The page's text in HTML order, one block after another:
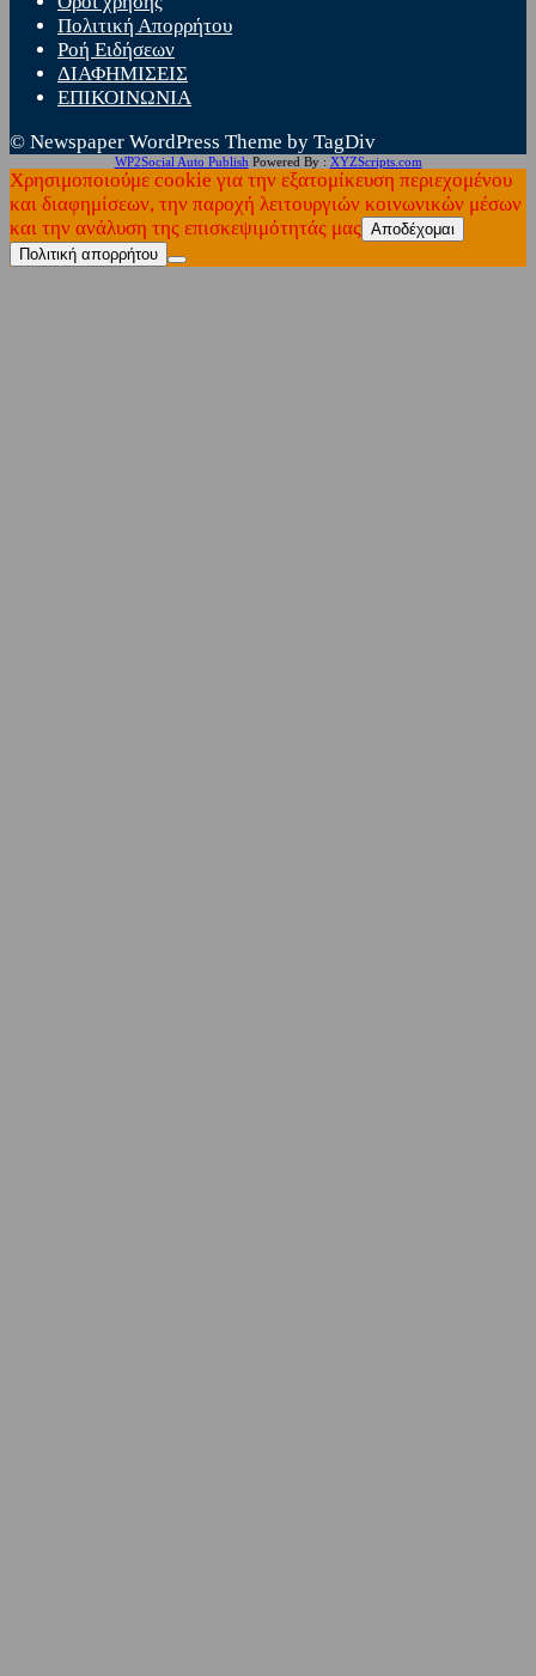
Πολιτική Απορρήτου
Ροή Ειδήσεων
ΔΙΑΦΗΜΙΣΕΙΣ
ΕΠΙΚΟΙΝΩΝΙΑ
© Newspaper WordPress Theme by TagDiv
WP2Social Auto Publish Powered By : XYZScripts.com
Χρησιμοποιούμε cookie για την εξατομίκευση περιεχομένου
και διαφημίσεων, την παροχή λειτουργιών κοινωνικών μέσων
και την ανάλυση της επισκεψιμότητάς μας Αποδέχομαι
Πολιτική απορρήτου